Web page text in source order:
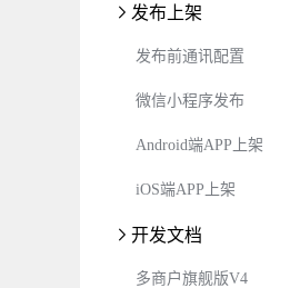
发布上架
发布前通讯配置
微信小程序发布
Android端APP上架
iOS端APP上架
开发文档
多商户旗舰版V4